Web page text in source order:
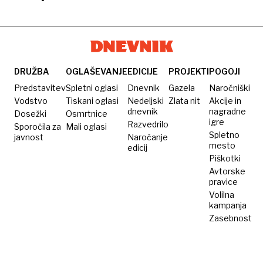
ponovitev
lani
DRUŽBA
Predstavitev
Vodstvo
Dosežki
Sporočila za
javnost
OGLAŠEVANJE
Spletni oglasi
Tiskani oglasi
Osmrtnice
Mali oglasi
EDICIJE
Dnevnik
Nedeljski
dnevnik
Razvedrilo
Naročanje
edicij
PROJEKTI
Gazela
Zlata nit
POGOJI
Naročniški
Akcije in
nagradne
igre
Spletno
mesto
Piškotki
Avtorske
pravice
Volilna
kampanja
Zasebnost